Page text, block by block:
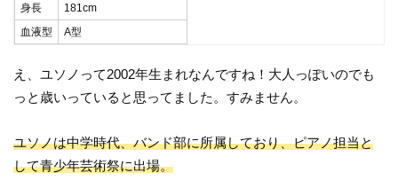
身長
181cm
血液型
A型
え、ユソノって2002年生まれなんですね！大人っぽいのでも
っと歳いっていると思ってました。すみません。
ユソノは中学時代、バンド部に所属しており、ピアノ担当と
して青少年芸術祭に出場。